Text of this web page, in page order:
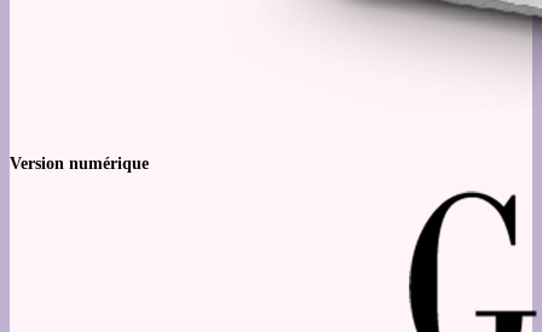
Version numérique